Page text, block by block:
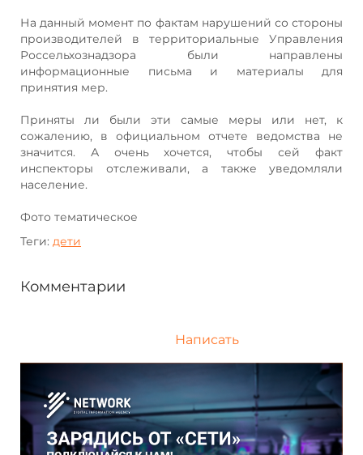
На данный момент по фактам нарушений со стороны
производителей в территориальные Управления
Россельхознадзора были направлены
информационные письма и материалы для
принятия мер.
Приняты ли были эти самые меры или нет, к
сожалению, в официальном отчете ведомства не
значится. А очень хочется, чтобы сей факт
инспекторы отслеживали, а также уведомляли
население.
Фото тематическое
Теги: дети
Комментарии
Написать